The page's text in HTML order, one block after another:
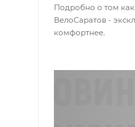
Подробно о том
ВелоСаратов -
комфортнее.